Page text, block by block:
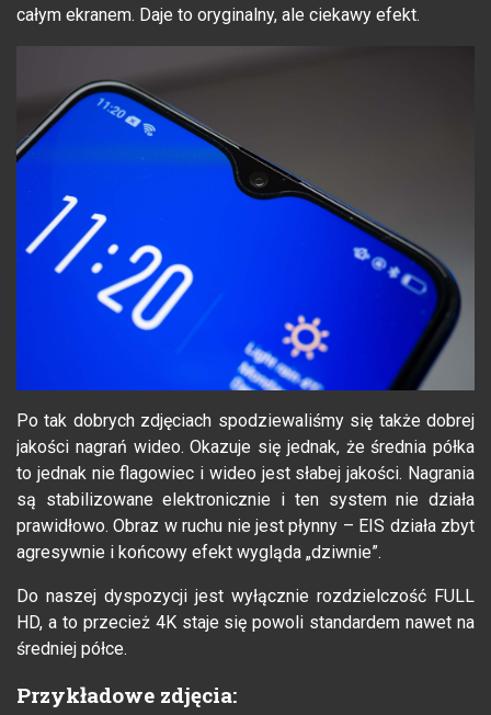
całym ekranem. Daje to oryginalny, ale ciekawy efekt.
Po tak dobrych zdjęciach spodziewaliśmy się także dobrej
jakości nagrań wideo. Okazuje się jednak, że średnia półka
to jednak nie flagowiec i wideo jest słabej jakości. Nagrania
są stabilizowane elektronicznie i ten system nie działa
prawidłowo. Obraz w ruchu nie jest płynny – EIS działa zbyt
agresywnie i końcowy efekt wygląda „dziwnie”.
Do naszej dyspozycji jest wyłącznie rozdzielczość FULL
HD, a to przecież 4K staje się powoli standardem nawet na
średniej półce.
Przykładowe zdjęcia: